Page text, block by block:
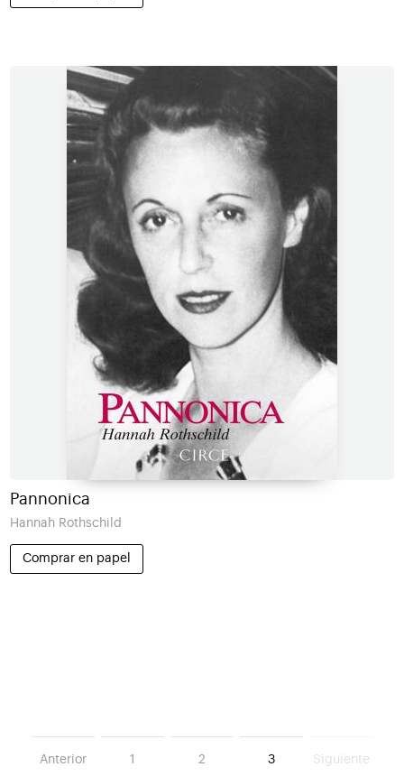
Pannonica
Hannah Rothschild
Comprar en papel
Anterior 1 2 3 Siguiente